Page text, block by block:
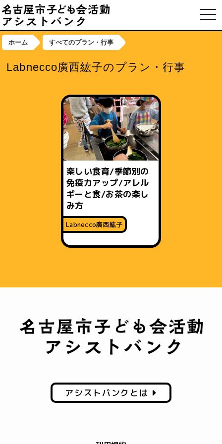
ホーム すべてのプラン・行事
Labnecco廣西紘子のプラン・行事
楽しい食育/季節別の
免疫力アップ/アレル
ギーと食/お茶の楽し
み方
Labnecco廣西紘子
アシストバンクとは